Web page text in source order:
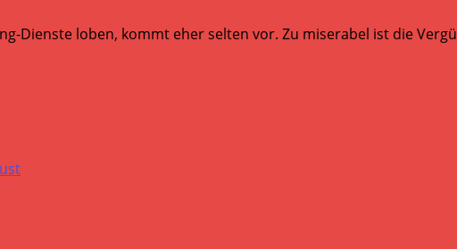
Dienste loben, kommt eher selten vor. Zu miserabel ist die